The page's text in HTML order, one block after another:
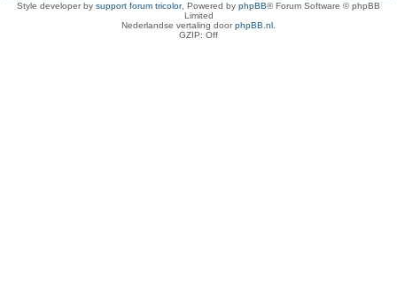
Style developer by support forum tricolor, Powered by phpBB® Forum Software © phpBB
Limited
Nederlandse vertaling doorphpBB.nl
GZIP: Off